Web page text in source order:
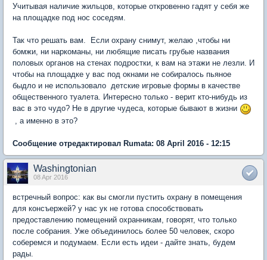
Учитывая наличие жильцов, которые откровенно гадят у себя же
на площадке под нос соседям.
Так что решать вам. Если охрану снимут, желаю ,чтобы ни
бомжи, ни наркоманы, ни любящие писать грубые названия
половых органов на стенах подростки, к вам на этажи не лезли. И
чтобы на площадке у вас под окнами не собиралось пьяное
быдло и не использовало детские игровые формы в качестве
общественного туалета. Интересно только - верит кто-нибудь из
вас в это чудо? Не в другие чудеса, которые бывают в жизни
, а именно в это?
Сообщение отредактировал Rumata: 08 April 2016 - 12:15
Washingtonian
08 Apr 2016
встречный вопрос: как вы смогли пустить охрану в помещения
для консъержей? у нас ук не готова способствовать
предоставлению помещений охранникам, говорят, что только
после собрания. Уже объединилось более 50 человек, скоро
соберемся и подумаем. Если есть идеи - дайте знать, будем
рады.